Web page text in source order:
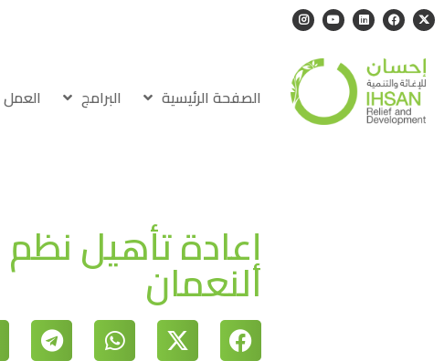
الصفحة الرئيسية البرامج
إعادة تأهيل
النعمان